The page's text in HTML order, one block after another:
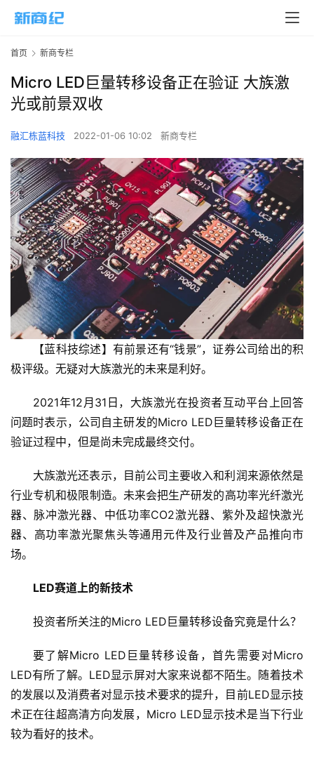
首页 新商专栏
Micro LED巨量转移设备正在验证 大族激
光或前景双收
融汇栋蓝科技 2022-01-06 10:02 新商专栏
【蓝科技综述】有前景还有“钱景”，证券公司给出的积
极评级。无疑对大族激光的未来是利好。
2021年12月31日，大族激光在投资者互动平台上回答
问题时表示，公司自主研发的Micro LED巨量转移设备正在
验证过程中，但是尚未完成最终交付。
大族激光还表示，目前公司主要收入和利润来源依然是
行业专机和极限制造。未来会把生产研发的高功率光纤激光
器、脉冲激光器、中低功率CO2激光器、紫外及超快激光
器、高功率激光聚焦头等通用元件及行业普及产品推向市
场。
LED赛道上的新技术
投资者所关注的Micro LED巨量转移设备究竟是什么？
要了解Micro LED巨量转移设备，首先需要对Micro
LED有所了解。LED显示屏对大家来说都不陌生。随着技术
的发展以及消费者对显示技术要求的提升，目前LED显示技
术正在往超高清方向发展，Micro LED显示技术是当下行业
较为看好的技术。